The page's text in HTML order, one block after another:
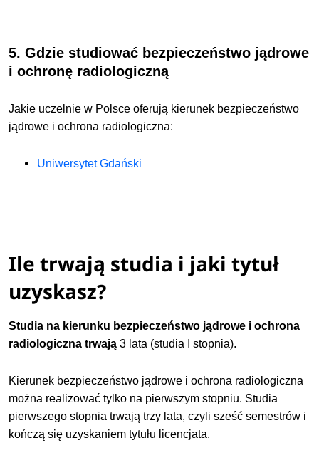
5. Gdzie studiować bezpieczeństwo jądrowe
i ochronę radiologiczną
Jakie uczelnie w Polsce oferują kierunek bezpieczeństwo
jądrowe i ochrona radiologiczna:
Uniwersytet Gdański
Ile trwają studia i jaki tytuł
uzyskasz?
Studia na kierunku bezpieczeństwo jądrowe i ochrona
radiologiczna trwają 3 lata (studia I stopnia).
Kierunek bezpieczeństwo jądrowe i ochrona radiologiczna
można realizować tylko na pierwszym stopniu. Studia
pierwszego stopnia trwają trzy lata, czyli sześć semestrów i
kończą się uzyskaniem tytułu licencjata.